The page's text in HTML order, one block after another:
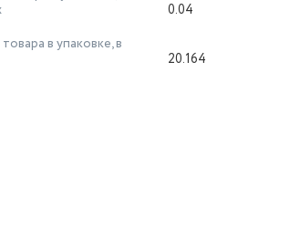
0.04
в упаковке, в
20.164